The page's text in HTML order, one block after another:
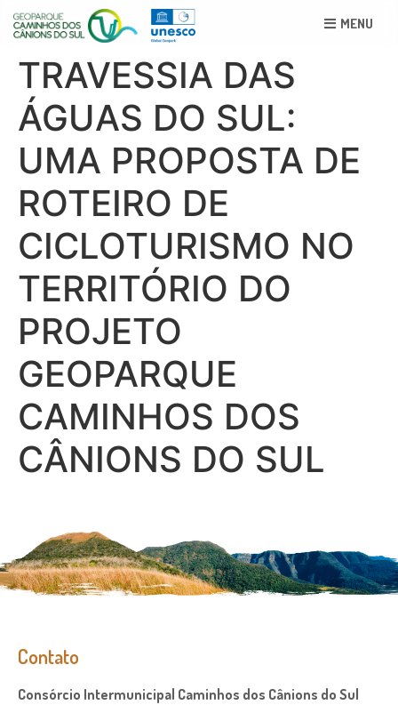
MENU
TRAVESSIA DAS
ÁGUAS DO SUL:
UMA PROPOSTA DE
ROTEIRO DE
CICLOTURISMO NO
TERRITÓRIO DO
PROJETO
GEOPARQUE
CAMINHOS DOS
CÂNIONS DO SUL
Contato
Consórcio Intermunicipal Caminhos dos Cânions do Sul